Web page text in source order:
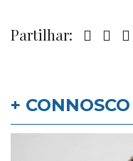
Partilhar:
+ CONNOSCO